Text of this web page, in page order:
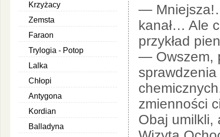
Krzyżacy
Zemsta
Faraon
Trylogia - Potop
Lalka
Chłopi
Antygona
Kordian
Balladyna
—
kanał… Ale
przykład
— Owszem,
zmienności
Obaj umilkli,